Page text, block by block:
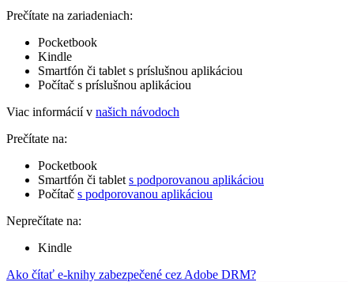
Prečítate na zariadeniach:
Pocketbook
Kindle
Smartfón či tablet s príslušnou aplikáciou
Počítač s príslušnou aplikáciou
Viac informácií v našich návodoch
Prečítate na:
Pocketbook
Smartfón či tablet s podporovanou aplikáciou
Počítač s podporovanou aplikáciou
Neprečítate na:
Kindle
Ako čítať e-knihy zabezpečené cez Adobe DRM?